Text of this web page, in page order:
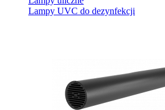
Lampy UVC do dezynfekcji